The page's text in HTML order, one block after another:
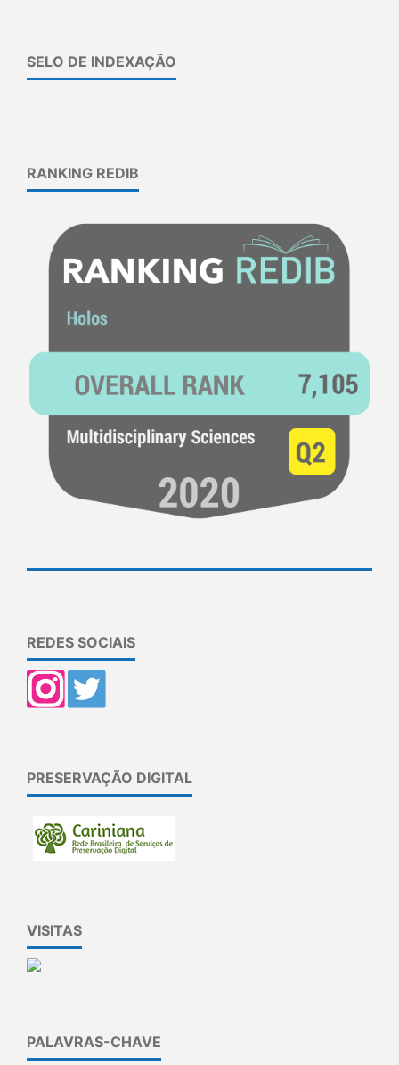
SELO DE INDEXAÇÃO
RANKING REDIB
REDES SOCIAIS
PRESERVAÇÃO DIGITAL
VISITAS
PALAVRAS-CHAVE